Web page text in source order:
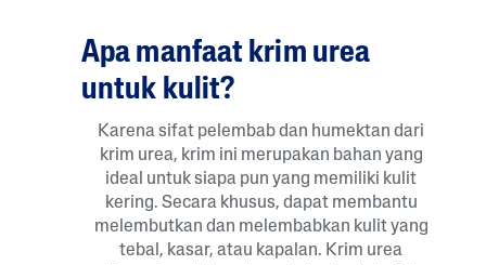
Apa manfaat krim urea
untuk kulit?
Karena sifat pelembab dan humektan dari
krim urea, krim ini merupakan bahan yang
ideal untuk siapa pun yang memiliki kulit
kering. Secara khusus, dapat membantu
melembutkan dan melembabkan kulit yang
tebal, kasar, atau kapalan. Krim urea